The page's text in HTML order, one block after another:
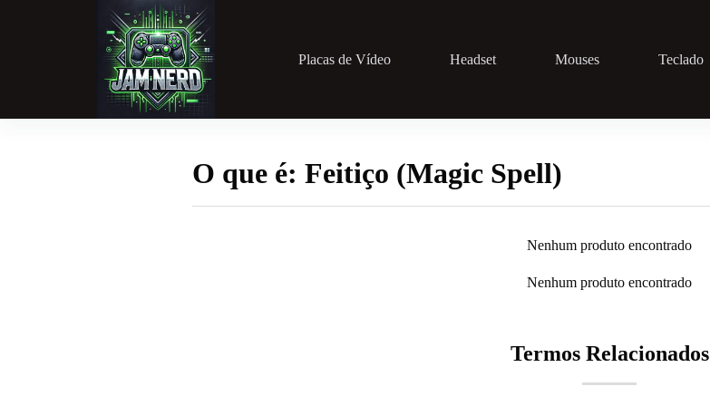
Placas de Vídeo Headset Mouses Teclado
O que é: Feitiço (Magic Spell)
Nenhum produto encontrado
Nenhum produto encontrado
Termos Relacionados